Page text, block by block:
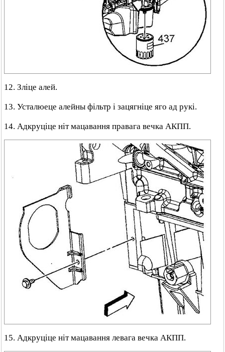
12. Зліце алей.
13. Усталюеце алейны фільтр і зацягніце яго ад рукі.
14. Адкруціце ніт мацавання правага вечка АКПП.
15. Адкруціце ніт мацавання левага вечка АКПП.